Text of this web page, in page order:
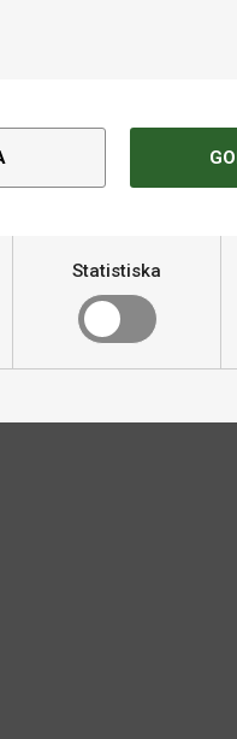
Statistiska
enkelt att
Om
Varumärke
Size